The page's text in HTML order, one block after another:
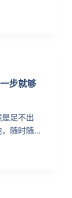
步就够
足不出
，随时随…